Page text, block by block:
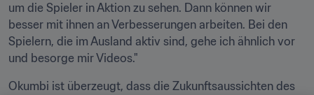
um die Spieler in Aktion zu sehen. Dann können wir
besser mit ihnen an Verbesserungen arbeiten. Bei den
Spielern, die im Ausland aktiv sind, gehe ich ähnlich vor
und besorge mir Videos."
Okumbi ist überzeugt, dass die Zukunftsaussichten des